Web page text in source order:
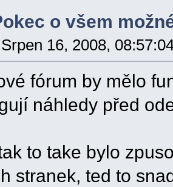
o všem
Srpen 16, 2008,
fórum by mělo
náhledy před
to take bylo
stranek, ted to